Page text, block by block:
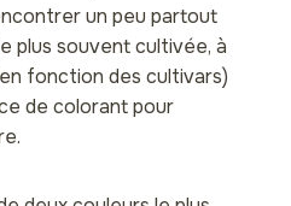
un peu partout
plus souvent cultivée, à
fonction des cultivars)
de colorant pour